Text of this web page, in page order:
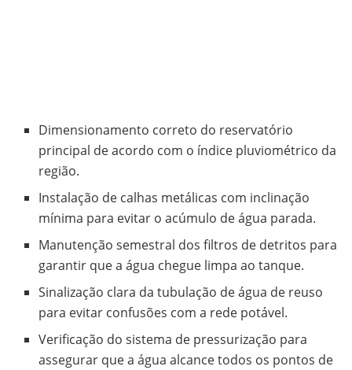
Dimensionamento correto do reservatório
principal de acordo com o índice pluviométrico da
região.
Instalação de calhas metálicas com inclinação
mínima para evitar o acúmulo de água parada.
Manutenção semestral dos filtros de detritos para
garantir que a água chegue limpa ao tanque.
Sinalização clara da tubulação de água de reuso
para evitar confusões com a rede potável.
Verificação do sistema de pressurização para
assegurar que a água alcance todos os pontos de